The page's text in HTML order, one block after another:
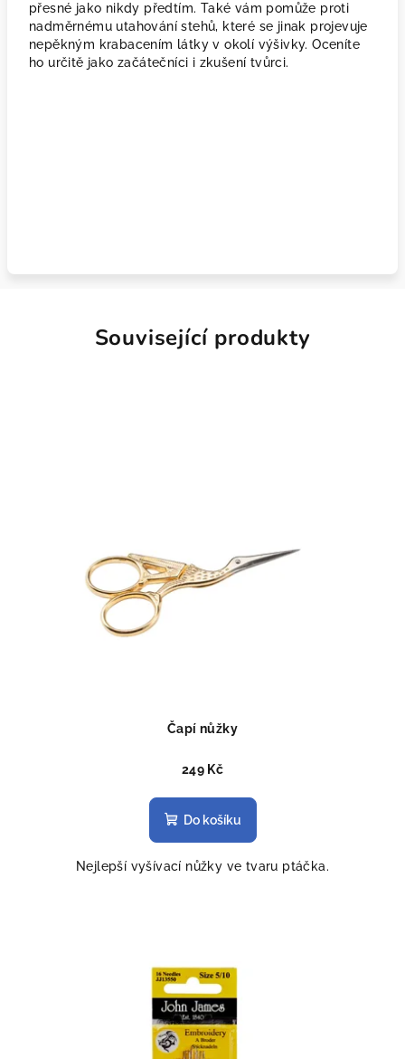
přesné jako nikdy předtím. Také vám pomůže proti
nadměrnému utahování stehů, které se jinak projevuje
nepěkným krabacením látky v okolí výšivky. Oceníte
ho určitě jako začátečníci i zkušení tvůrci.
Související produkty
Čapí nůžky
249 Kč
Do košíku
Nejlepší vyšívací nůžky ve tvaru ptáčka.